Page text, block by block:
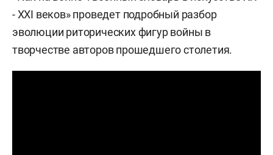
- ХХI веков» проведет подробный разбор
эволюции риторических фигур войны в
творчестве авторов прошедшего столетия.